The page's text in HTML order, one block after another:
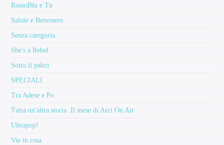
RossoBlu e Tu
Salute e Benessere
Senza categoria
She's a Rebel
Sotto il palco
SPECIALI
Tra Adese e Po
Tutta un'altra storia. Il mese di Arci On Air
Ultrapop!
Vie in rosa